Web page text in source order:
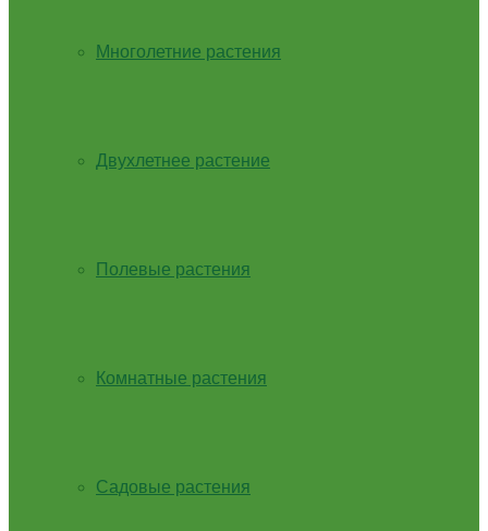
Многолетние растения
Двухлетнее растение
Полевые растения
Комнатные растения
Садовые растения